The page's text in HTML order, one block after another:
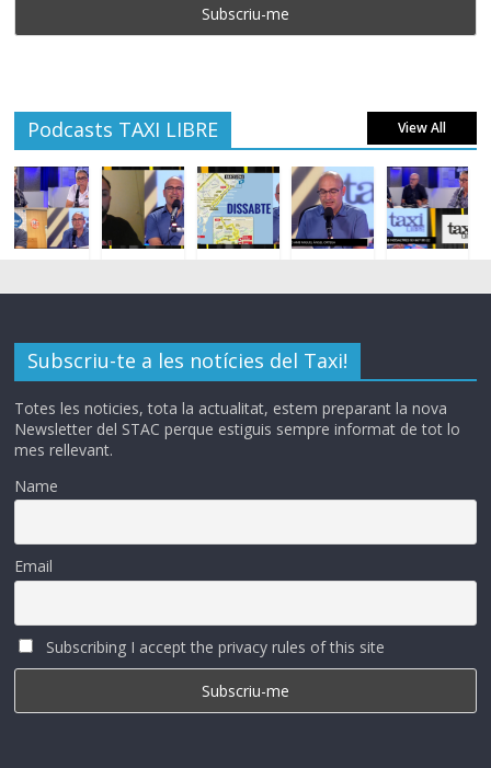
Podcasts TAXI LIBRE View All
Subscriu-te a les notícies del Taxi!
Totes les noticies, tota la actualitat, estem preparant la nova
Newsletter del STAC perque estiguis sempre informat de tot lo
mes rellevant.
Name
Email
Subscribing I accept the privacy rules of this site